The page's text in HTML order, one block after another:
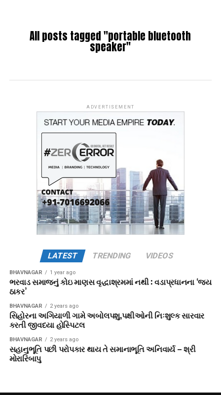
All posts tagged "portable bluetooth
speaker"
ADVERTISEMENT
LATEST TRENDING VIDEOS
BHAVNAGAR 1 year ago
ભરવાડ સમાજનું કોઇ માણસ વૃદ્ધાશ્રમમાં નથી : વડાપ્રધાનના ‘જય
ઠાકર’
BHAVNAGAR 2 years ago
સિહોરના અગિયાળી ગામે અબોલપશુ,પક્ષીઓની નિઃશુલ્ક સારવાર
કરતી જીવદયા હોસ્પિટલ
BHAVNAGAR 2 years ago
સહાનુભૂતિ પછી પરોપકાર થાય તે સમાનાભૂતિ અનિવાર્ય – શ્રી
મોરારિબાપુ